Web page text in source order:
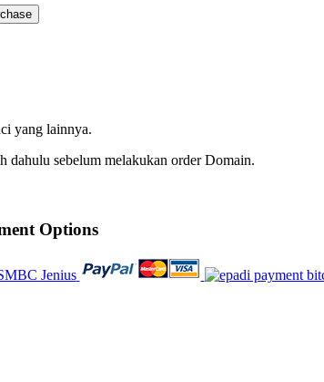
yang lainnya.
dahulu sebelum melakukan order Domain.
Options